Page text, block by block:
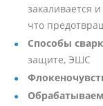
закаливается
что
Способы
защите, ЭШС